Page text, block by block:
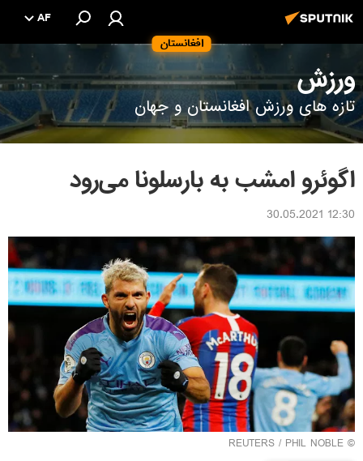
افغانستان
AF
ورزش
تازه های ورزش افغانستان و جهان
اگوئرو امشب به بارسلونا می‌رود
12:30 30.05.2021
©
REUTERS / PHIL NOBLE